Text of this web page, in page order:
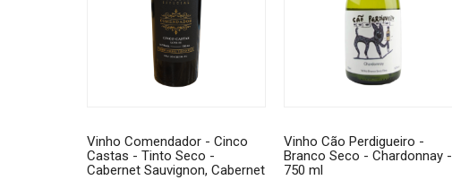
Vinho Comendador - Cinco
Castas - Tinto Seco -
Cabernet Sauvignon, Cabernet
Vinho Cão Perdigueiro -
Branco Seco - Chardonnay -
750 ml